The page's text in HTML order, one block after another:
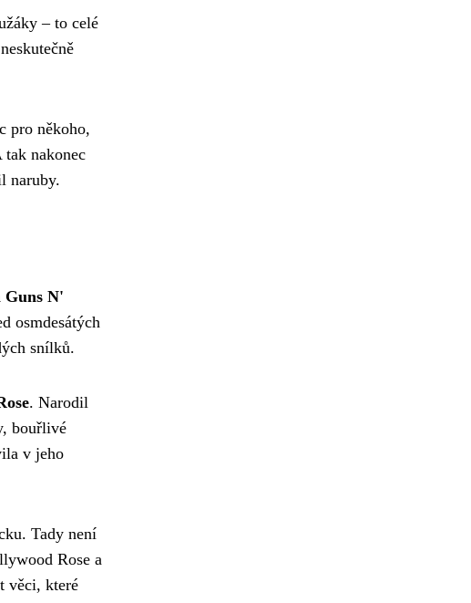
– to celé
pro někoho,
nakonec
naruby.
Guns N'
osmdesátých
snílků.
. Narodil
bouřlivé
v jeho
Tady není
Rose a
věci, které